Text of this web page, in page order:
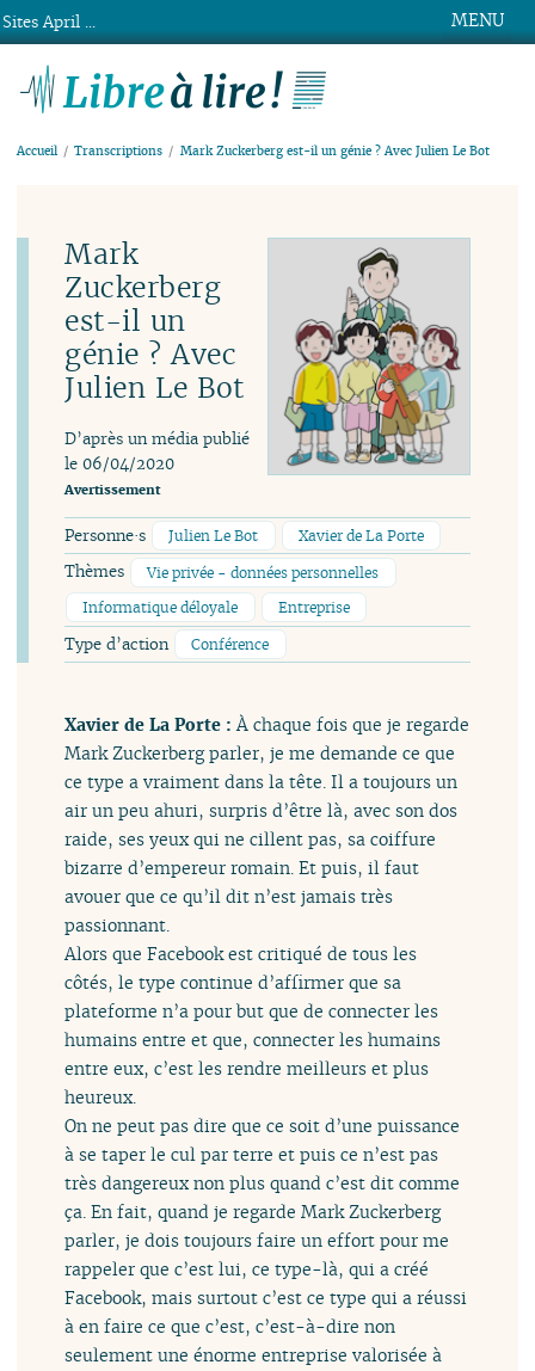
MENU
Accueil Transcriptions Mark Zuckerberg est-il un génie ? Avec Julien Le Bot
Mark
Zuckerberg
est-il un
génie ? Avec
Julien Le Bot
D’après un média publié
le 06/04/2020
Avertissement
Personne·s Julien Le Bot Xavier de La Porte
Thèmes
Vie privée - données personnelles
Informatique déloyale
Entreprise
Type d’action Conférence
Xavier de La Porte :À chaque fois que je regarde
Mark Zuckerberg parler, je me demande ce que
ce type a vraiment dans la tête. Il a toujours un
air un peu ahuri, surpris d’être là, avec son dos
raide, ses yeux qui ne cillent pas, sa coiffure
bizarre d’empereur romain. Et puis, il faut
avouer que ce qu’il dit n’est jamais très
passionnant.
Alors que Facebook est critiqué de tous les
côtés, le type continue d’affirmer que sa
plateforme n’a pour but que de connecter les
humains entre et que, connecter les humains
entre eux, c’est les rendre meilleurs et plus
heureux.
On ne peut pas dire que ce soit d’une puissance
à se taper le cul par terre et puis ce n’est pas
très dangereux non plus quand c’est dit comme
ça. En fait, quand je regarde Mark Zuckerberg
parler, je dois toujours faire un effort pour me
rappeler que c’est lui, ce type-là, qui a créé
Facebook, mais surtout c’est ce type qui a réussi
à en faire ce que c’est, c’est-à-dire non
seulement une énorme entreprise valorisée à
Sites April ...